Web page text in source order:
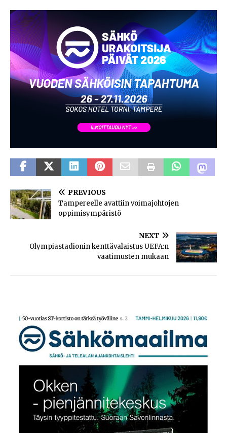
PREVIOUS
Tampereelle avattiin voimajohtojen
oppimisympäristö
NEXT
Olympiastadionin kenttävalaistus UEFA:n
vaatimusten mukaan